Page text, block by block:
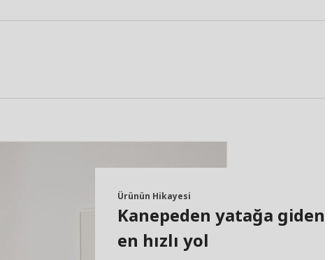
Ürünün Hikayesi
Kanepeden yatağa giden
en hızlı yol